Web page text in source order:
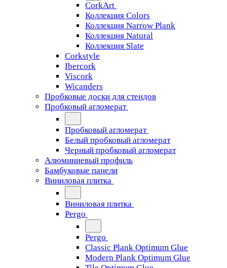
CorkArt
Коллекция Colors
Коллекция Narrow Plank
Коллекция Natural
Коллекция Slate
Corkstyle
Ibercork
Viscork
Wicanders
Пробковые доски для стендов
Пробковый агломерат
Пробковый агломерат
Белый пробковый агломерат
Черный пробковый агломерат
Алюминиевый профиль
Бамбуковые панели
Виниловая плитка
Виниловая плитка
Pergo
Pergo
Classic Plank Optimum Glue
Modern Plank Optimum Glue